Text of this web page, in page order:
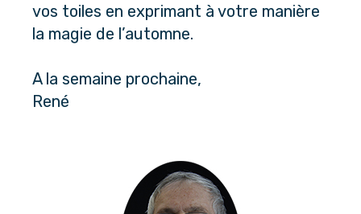
vos toiles en exprimant à votre manière
la magie de l’automne.
A la semaine prochaine,
René